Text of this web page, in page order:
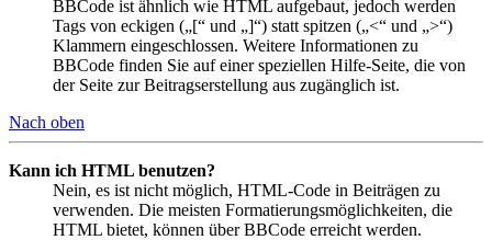
BBCode ist ähnlich wie HTML aufgebaut, jedoch werden
Tags von eckigen („[“ und „]“) statt spitzen („<“ und „>“)
Klammern eingeschlossen. Weitere Informationen zu
BBCode finden Sie auf einer speziellen Hilfe-Seite, die von
der Seite zur Beitragserstellung aus zugänglich ist.
Nach oben
Kann ich HTML benutzen?
Nein, es ist nicht möglich, HTML-Code in Beiträgen zu
verwenden. Die meisten Formatierungsmöglichkeiten, die
HTML bietet, können über BBCode erreicht werden.